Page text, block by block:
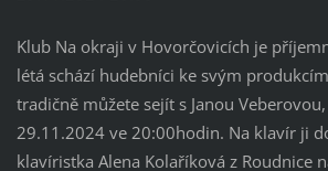
Klub Na okraji v Hovorčovicích je
létá schází hudebníci ke svým
tradičně můžete sejít s Janou
29.11.2024 ve 20:00hodin. Na klavír ji
klavíristka Alena Kolaříková z Roudnice